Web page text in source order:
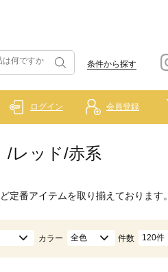
条件から探す
ログイン 会員登録
/レッド/赤系
定番アイテムを取り揃えております。
カラー 全色 件数 120件